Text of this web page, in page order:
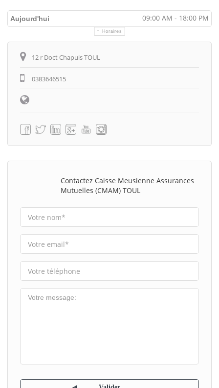
Aujourd'hui 09:00 AM - 18:00 PM
Horaires
12 r Doct Chapuis TOUL
0383646515
Contactez Caisse Meusienne Assurances
Mutuelles (CMAM) TOUL